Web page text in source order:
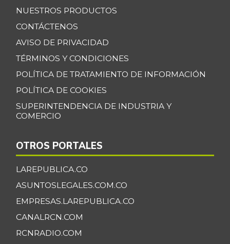
NUESTROS PRODUCTOS
CONTÁCTENOS
AVISO DE PRIVACIDAD
TÉRMINOS Y CONDICIONES
POLÍTICA DE TRATAMIENTO DE INFORMACIÓN
POLÍTICA DE COOKIES
SUPERINTENDENCIA DE INDUSTRIA Y
COMERCIO
OTROS PORTALES
LAREPUBLICA.CO
ASUNTOSLEGALES.COM.CO
EMPRESAS.LAREPUBLICA.CO
CANALRCN.COM
RCNRADIO.COM